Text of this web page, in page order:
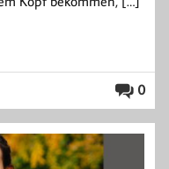
0